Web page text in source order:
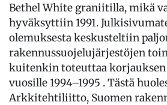
Bethel White graniitilla, mikä
hyväksyttiin 1991.
olemuksesta keskusteltiin
rakennussuojelujärjestöjen
kuitenkin toteuttaa
vuosille 1994–1995 . Tästä
Arkkitehtiliitto, Suomen